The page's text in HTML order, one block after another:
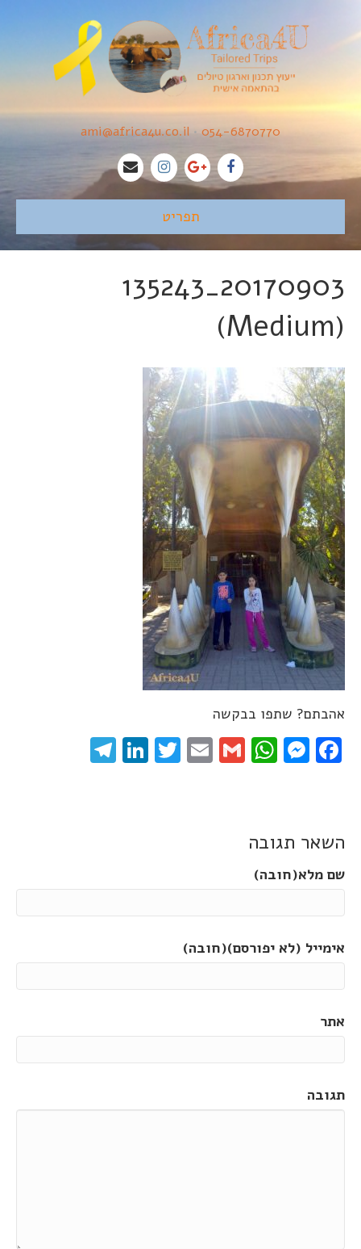
054-6870770
•
ami@africa4u.co.il
תפריט
20170903_135243
(Medium)
אהבתם? שתפו בבקשה
Facebook
Messenger
WhatsApp
Gmail
Email
Twitter
LinkedIn
השאר תגובה
שם מלא(חובה)
אימייל (לא יפורסם)(חובה)
אתר
תגובה